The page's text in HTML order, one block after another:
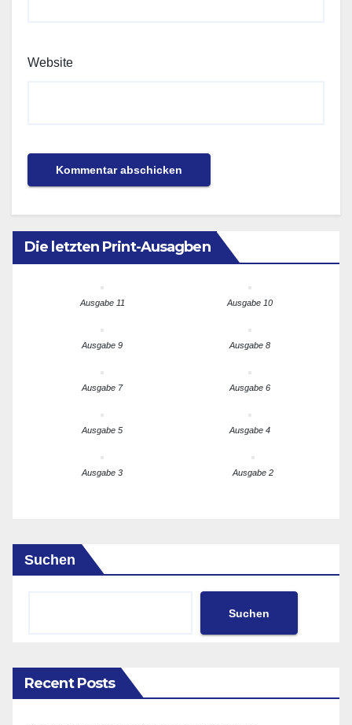
Website
Die letzten Print-Ausagben
Ausgabe 11 Ausgabe 10
Ausgabe 9 Ausgabe 8
Ausgabe 7 Ausgabe 6
Ausgabe 5 Ausgabe 4
Ausgabe 3 Ausgabe 2
Suchen
Suchen
Recent Posts